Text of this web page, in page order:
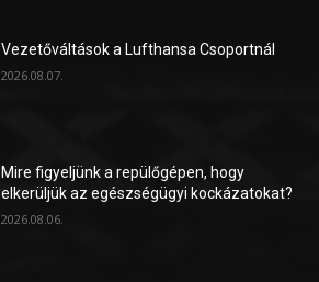
Vezetőváltások a Lufthansa Csoportnál
2026.08.07.
Mire figyeljünk a repülőgépen, hogy
elkerüljük az egészségügyi kockázatokat?
2026.08.06.